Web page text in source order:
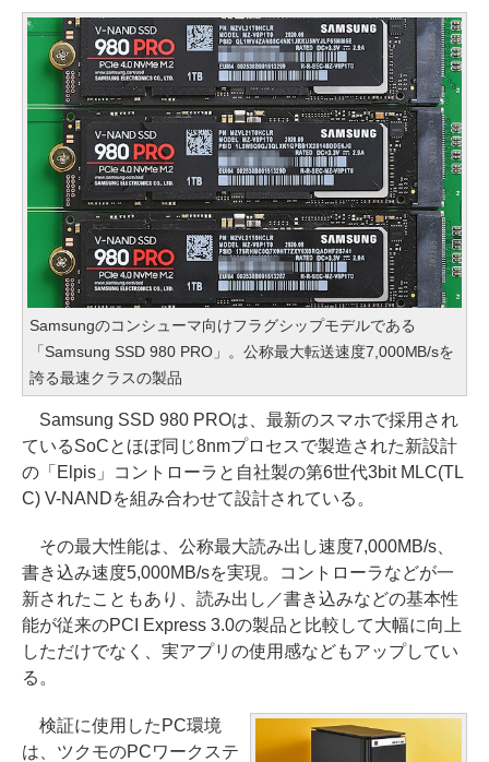
Samsungのコンシューマ向けフラグシップモデルである
「Samsung SSD 980 PRO」。公称最大転送速度7,000MB/sを
誇る最速クラスの製品
Samsung SSD 980 PROは、最新のスマホで採用され
ているSoCとほぼ同じ8nmプロセスで製造された新設計
の「Elpis」コントローラと自社製の第6世代3bit MLC(TL
C) V-NANDを組み合わせて設計されている。
その最大性能は、公称最大読み出し速度7,000MB/s、
書き込み速度5,000MB/sを実現。コントローラなどが一
新されたこともあり、読み出し／書き込みなどの基本性
能が従来のPCI Express 3.0の製品と比較して大幅に向上
しただけでなく、実アプリの使用感などもアップしてい
る。
検証に使用したPC環境
は、ツクモのPCワークステ